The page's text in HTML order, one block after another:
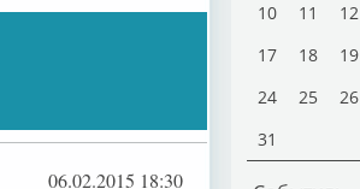
06.02.2015 18:30
10
11 12
17
18 19
24
25 26
31